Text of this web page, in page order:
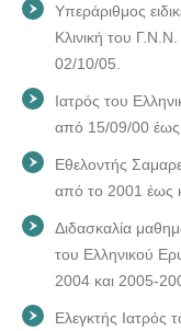
Υπεράριθμος
Κλινική του
02/10/05.
Ιατρός του
από 15/09/00 έως
Εθελοντής
από το 2001 έως
Διδασκαλία
του Ελληνικού
2004 και 2005-
Ελεγκτής